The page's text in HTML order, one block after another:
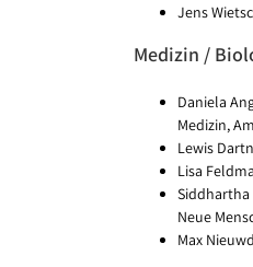
Jens
Medizin /
Daniela
Medizin,
Lewis
Lisa
Siddhartha
Neue
Max